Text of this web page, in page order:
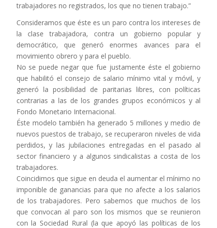
trabajadores no registrados, los que no tienen trabajo.”
Consideramos que éste es un paro contra los intereses de
la clase trabajadora, contra un gobierno popular y
democrático, que generó enormes avances para el
movimiento obrero y para el pueblo.
No se puede negar que fue justamente éste el gobierno
que habilitó el consejo de salario mínimo vital y móvil, y
generó la posibilidad de paritarias libres, con políticas
contrarias a las de los grandes grupos económicos y al
Fondo Monetario Internacional.
Éste modelo también ha generado 5 millones y medio de
nuevos puestos de trabajo, se recuperaron niveles de vida
perdidos, y las jubilaciones entregadas en el pasado al
sector financiero y a algunos sindicalistas a costa de los
trabajadores.
Coincidimos que sigue en deuda el aumentar el mínimo no
imponible de ganancias para que no afecte a los salarios
de los trabajadores. Pero sabemos que muchos de los
que convocan al paro son los mismos que se reunieron
con la Sociedad Rural (la que apoyó las políticas de los